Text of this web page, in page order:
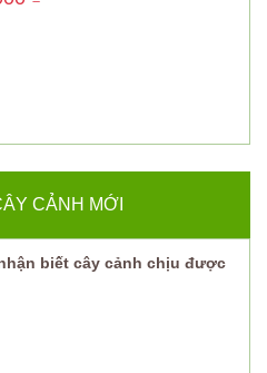
CẢNH MỚI
biết cây cảnh chịu được